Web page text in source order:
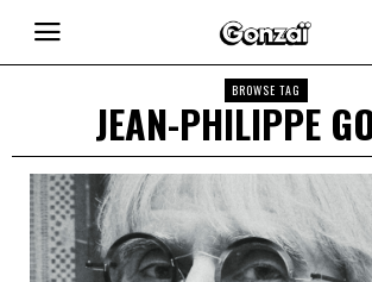
BROWSE TAG
JEAN-PHILIPPE